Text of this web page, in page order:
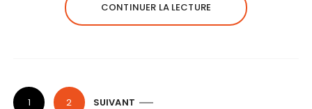
CONTINUER LA LECTURE
P 1 2 SUIVANT